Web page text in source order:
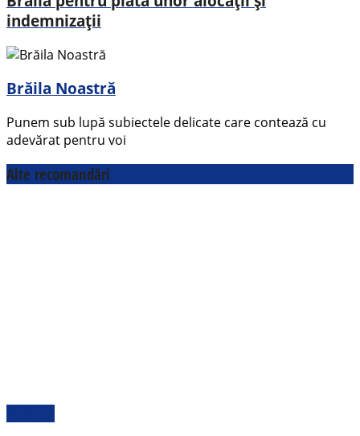
indemnizații
Brăila Noastră
Punem sub lupă subiectele delicate care contează cu
adevărat pentru voi
Alte recomandări